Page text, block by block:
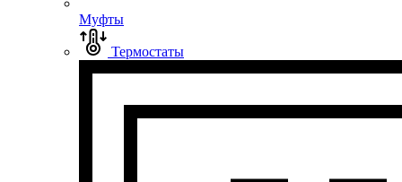
Муфты
Термостаты